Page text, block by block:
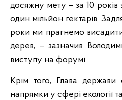
досяжну мету – за 10 років
один мільйон гектарів.
роки ми прагнемо
дерев, – зазначив
виступу на форумі.
Крім того, Глава держави
напрямки у сфері екології